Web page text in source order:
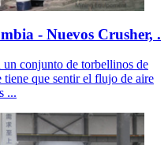
- Nuevos Crusher, .
conjunto de torbellinos de
tiene que sentir el flujo de aire
...